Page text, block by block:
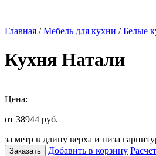
Главная /Мебель для кухни /Белые
Кухня Натали
Цена:
от 38944 руб.
за метр в длину верха и низа
Заказать Добавить в корзину